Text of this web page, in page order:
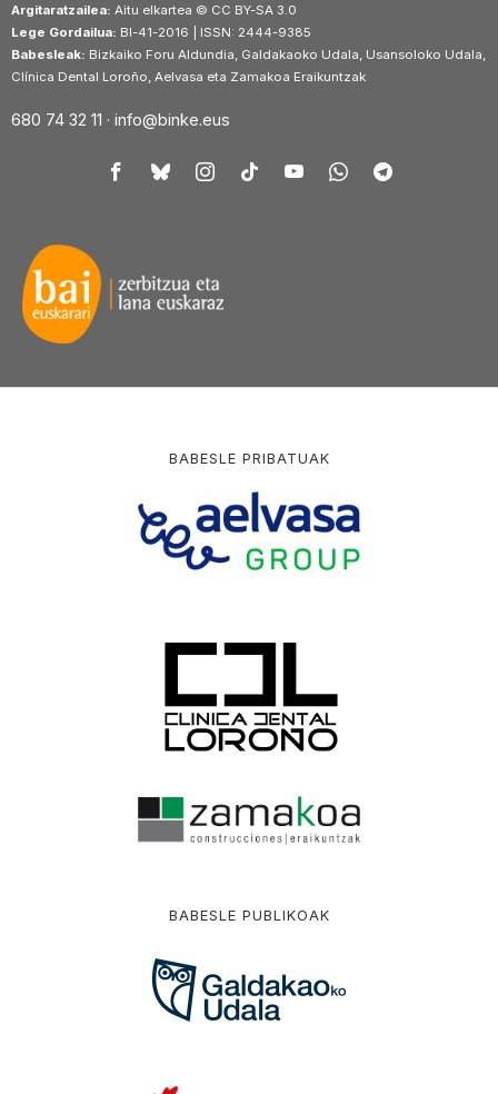
Argitaratzailea: Aitu elkartea © CC BY-SA 3.0
Lege Gordailua: BI-41-2016 | ISSN: 2444-9385
Babesleak: Bizkaiko Foru Aldundia, Galdakaoko Udala, Usansoloko Udala,
Clínica Dental Loroño, Aelvasa eta Zamakoa Eraikuntzak
680 74 32 11 · info@binke.eus
BABESLE PRIBATUAK
BABESLE PUBLIKOAK